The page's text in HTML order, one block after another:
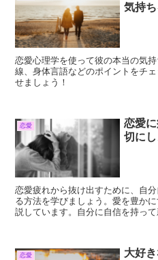
気持
恋愛心理学を使って彼の本当の気
線、身体言語などのポイントをチ
せましょう！
恋愛
恋愛
切にし
恋愛疲れから抜け出すために、自
る方法を学びましょう。愛を豊か
説しています。自分に自信を持っ
恋愛
大好